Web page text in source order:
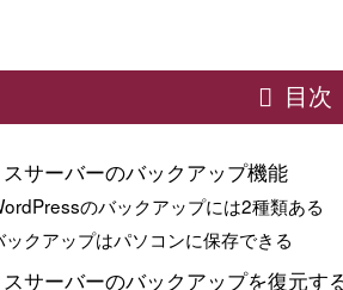
目次
サーバーのバックアップ機能
のバックアップには2種類ある
ックアップはパソコンに保存できる
サーバーのバックアップを復元す